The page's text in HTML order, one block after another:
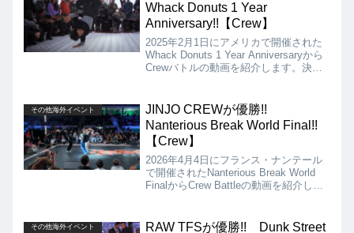
Whack Donuts 1 Year
Anniversary!!【Crew】
2025年2月1日にアメリカで開催された
Whack Donuts 1 Year Anniversaryから
Crewバトルの動画を紹介します。決勝
Graveyard の優勝となりました!!
その他海外イベント
JINJO CREWが優勝!!
Nanterious Break World Final!!
【Crew】
2026年4月4日にフランス・ナンテール
で開催されたNanterious Break World
FinalからCrew Battleの動画を紹介しま
が、結果はJINJO CREWの優勝となり
その他海外イベント
RAW TFSが優勝!! Dunk Street